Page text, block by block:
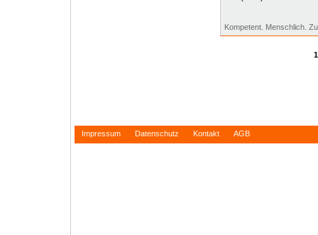
Kompetent. Menschlich.
Impressum Datenschutz Kontakt AGB